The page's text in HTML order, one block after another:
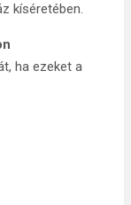
kíséretében.
ha ezeket a